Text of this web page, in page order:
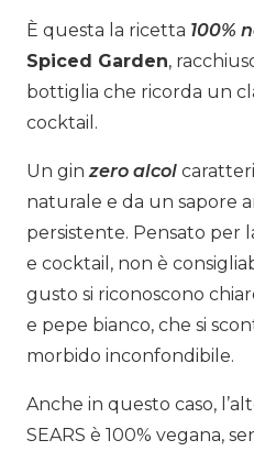
È questa la ricetta 100%
Spiced Garden,
bottiglia che ricorda un
cocktail.
Un ginzero alcol
naturale e da un sapore
persistente. Pensato per
e cocktail, non è
gusto si riconoscono
e pepe bianco, che si
morbido inconfondibile.
Anche in questo caso,
SEARS è 100% vegana,